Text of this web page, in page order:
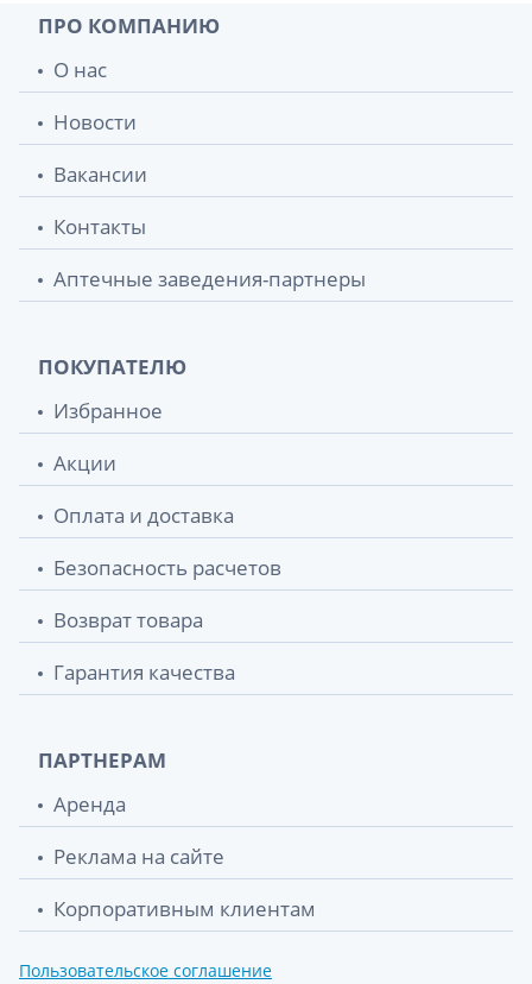
ПРО КОМПАНИЮ
О нас
Новости
Вакансии
Контакты
Аптечные заведения-партнеры
ПОКУПАТЕЛЮ
Избранное
Акции
Оплата и доставка
Безопасность расчетов
Возврат товара
Гарантия качества
ПАРТНЕРАМ
Аренда
Реклама на сайте
Корпоративным клиентам
Пользовательское соглашение